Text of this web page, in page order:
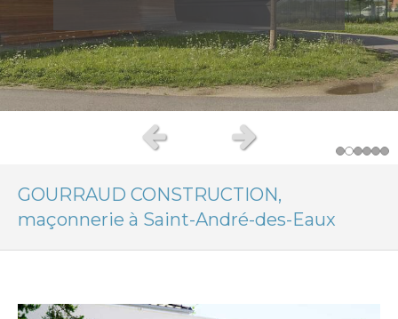
parpaings
Slide précédentSlide suivant
GOURRAUD CONSTRUCTION,
maçonnerie à Saint-André-des-Eaux